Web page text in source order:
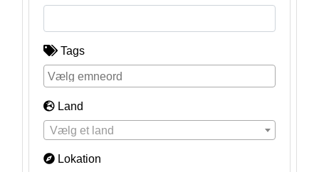
Tags
Land
Vælg et land
Lokation